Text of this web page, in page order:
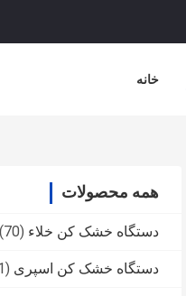
خانه
همه محصولات
دستگاه خشک کن خلاء (70)
دستگاه خشک کن اسپری (401)